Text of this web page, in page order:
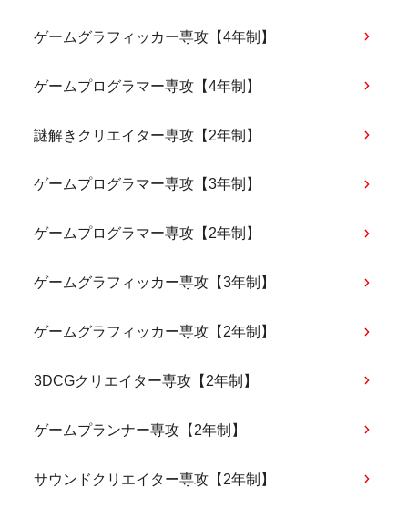
ゲームグラフィッカー専攻【4年制】
ゲームプログラマー専攻【4年制】
謎解きクリエイター専攻【2年制】
ゲームプログラマー専攻【3年制】
ゲームプログラマー専攻【2年制】
ゲームグラフィッカー専攻【3年制】
ゲームグラフィッカー専攻【2年制】
3DCGクリエイター専攻【2年制】
ゲームプランナー専攻【2年制】
サウンドクリエイター専攻【2年制】